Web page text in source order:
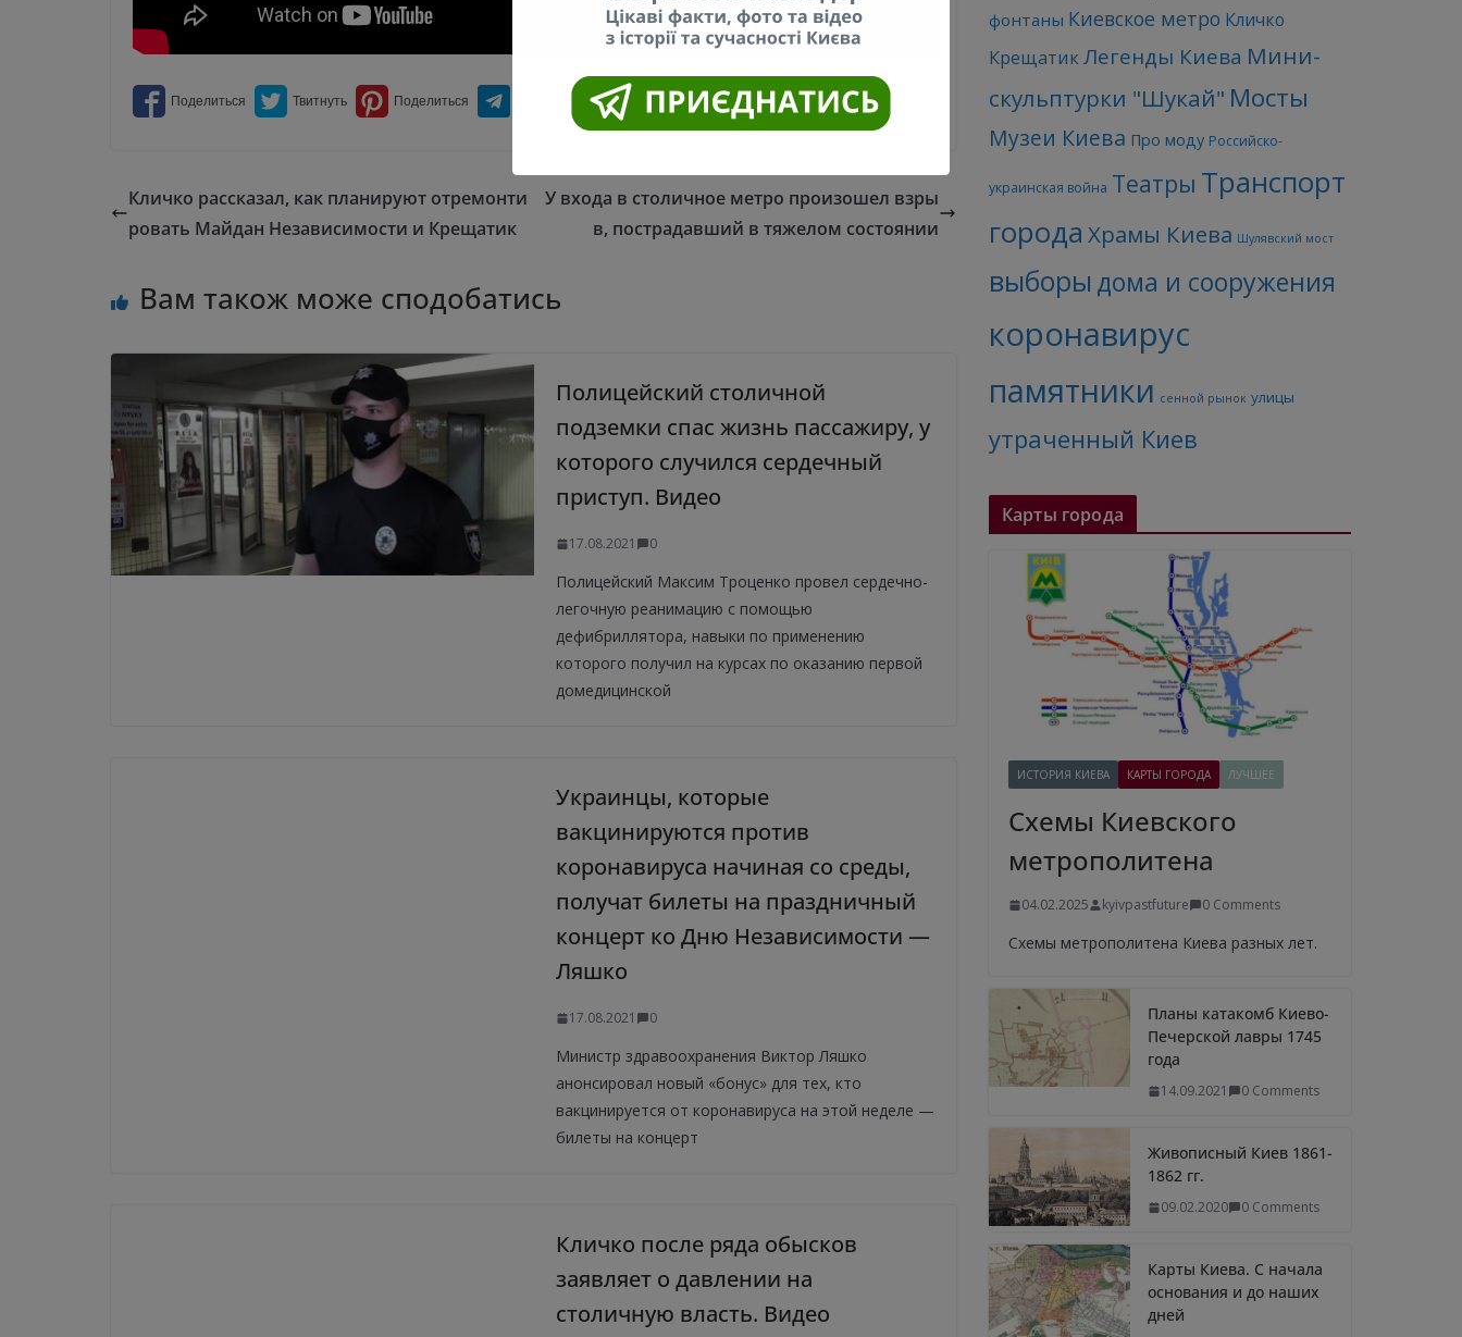
Кличко рассказал, как планируют отремонти
ровать Майдан Независимости и Крещатик
У входа в столичное метро произошел взры
в, пострадавший в тяжелом состоянии
Вам також може сподобатись
Полицейский столичной
подземки спас жизнь пассажиру, у
которого случился сердечный
приступ. Видео
17.08.2021 0
Полицейский Максим Троценко провел сердечно-
легочную реанимацию с помощью
дефибриллятора, навыки по применению
которого получил на курсах по оказанию первой
домедицинской
Украинцы, которые
вакцинируются против
коронавируса начиная со среды,
получат билеты на праздничный
концерт ко Дню Независимости —
Ляшко
17.08.2021 0
Министр здравоохранения Виктор Ляшко
анонсировал новый «бонус» для тех, кто
вакцинируется от коронавируса на этой неделе —
билеты на концерт
Кличко после ряда обысков
заявляет о давлении на
столичную власть. Видео
фонтаны Киевское метро Кличко
КрещатикЛегенды Киева Мини-
скульптурки "Шукай" Мосты
Музеи Киева Про моду Российско-
украинская война Театры Транспорт
города Храмы Киева Шулявский мост
выборы дома и сооружения
коронавирус
памятники сенной рынок улицы
утраченный Киев
Карты города
ИСТОРИЯ КИЕВА КАРТЫ ГОРОДА ЛУЧШЕЕ
Схемы Киевского
метрополитена
04.02.2025 kyivpastfuture 0 Comments
Схемы метрополитена Киева разных лет.
Планы катакомб Киево-
Печерской лавры 1745
года
14.09.2021 0 Comments
Живописный Киев 1861-
1862 гг.
09.02.2020 0 Comments
Карты Киева. С начала
основания и до наших
дней